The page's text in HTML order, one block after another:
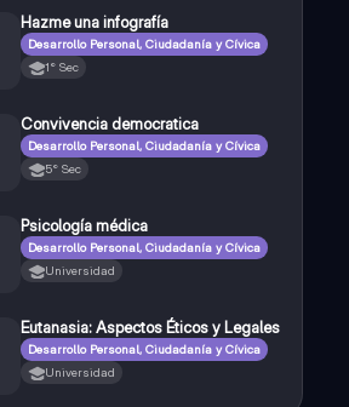
Hazme una infografía
Desarrollo Personal, Ciudadanía y Cívica
1° Sec
Convivencia democratica
Desarrollo Personal, Ciudadanía y Cívica
5° Sec
Psicología médica
Desarrollo Personal, Ciudadanía y Cívica
Universidad
Eutanasia: Aspectos Éticos y Legales
Desarrollo Personal, Ciudadanía y Cívica
Universidad